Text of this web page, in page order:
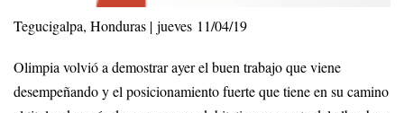
Tegucigalpa, Honduras | jueves 11/04/19
Olimpia volvió a demostrar ayer el buen trabajo que viene
desempeñando y el posicionamiento fuerte que tiene en su camino